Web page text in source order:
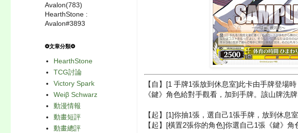
【自】[1 手牌1張放到休息室]此卡由手牌登場
《鍵》角色給對手觀看，加到手牌。該山牌洗牌
【起】[1]你抽1張，選自己1張手牌，放到休息室
【起】[橫置2張你的角色]你選自己1張《鍵》角
Avalon(783)
HearthStone :
Avalon#3893
❂文章分類❂
HearthStone
TCG討論
Victory Spark
Weiβ Schwarz
動漫情報
動畫短評
動畫總評